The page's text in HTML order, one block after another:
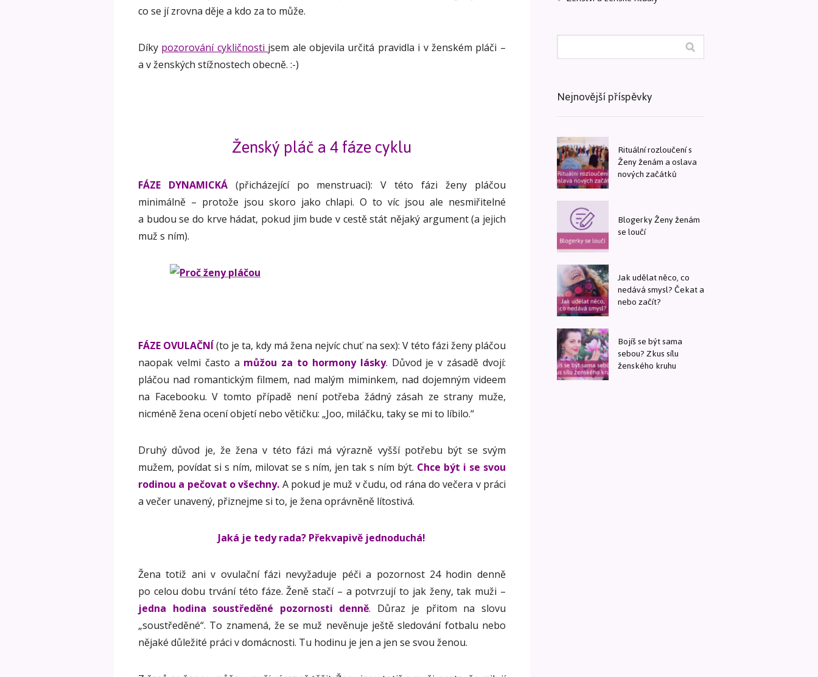
co se jí zrovna děje a kdo za to může.
Díky pozorování cykličnosti jsem ale objevila určitá pravidla i v ženském pláči –
a v ženských stížnostech obecně. :-)
Ženský pláč a 4 fáze cyklu
FÁZE DYNAMICKÁ(přicházející po menstruaci): V této fázi ženy pláčou
minimálně – protože jsou skoro jako chlapi. O to víc jsou ale nesmiřitelné
a budou se do krve hádat, pokud jim bude v cestě stát nějaký argument (a jejich
muž s ním).
FÁZE OVULAČNÍ(to je ta, kdy má žena nejvíc chuť na sex): V této fázi ženy pláčou
naopak velmi často a můžou za to hormony lásky. Důvod je v zásadě dvojí:
pláčou nad romantickým filmem, nad malým miminkem, nad dojemným videem
na Facebooku. V tomto případě není potřeba žádný zásah ze strany muže,
nicméně žena ocení objetí nebo větičku: „Joo, miláčku, taky se mi to líbilo.“
Druhý důvod je, že žena v této fázi má výrazně vyšší potřebu být se svým
mužem, povídat si s ním, milovat se s ním, jen tak s ním být. Chce být i se svou
rodinou a pečovat o všechny. A pokud je muž v čudu, od rána do večera v práci
a večer unavený, přiznejme si to, je žena oprávněně lítostivá.
Jaká je tedy rada? Překvapivě jednoduchá!
Žena totiž ani v ovulační fázi nevyžaduje péči a pozornost 24 hodin denně
po celou dobu trvání této fáze. Ženě stačí – a potvrzují to jak ženy, tak muži –
jedna hodina soustředěné pozornosti denně. Důraz je přitom na slovu
„soustředěné“. To znamená, že se muž nevěnuje ještě sledování fotbalu nebo
nějaké důležité práci v domácnosti. Tu hodinu je jen a jen se svou ženou.
Nejnovější příspěvky
Rituální rozloučení s
Ženy ženám a oslava
nových začátků
Blogerky Ženy ženám
se loučí
Jak udělat něco, co
nedává smysl? Čekat a
nebo začít?
Bojíš se být sama
sebou? Zkus sílu
ženského kruhu